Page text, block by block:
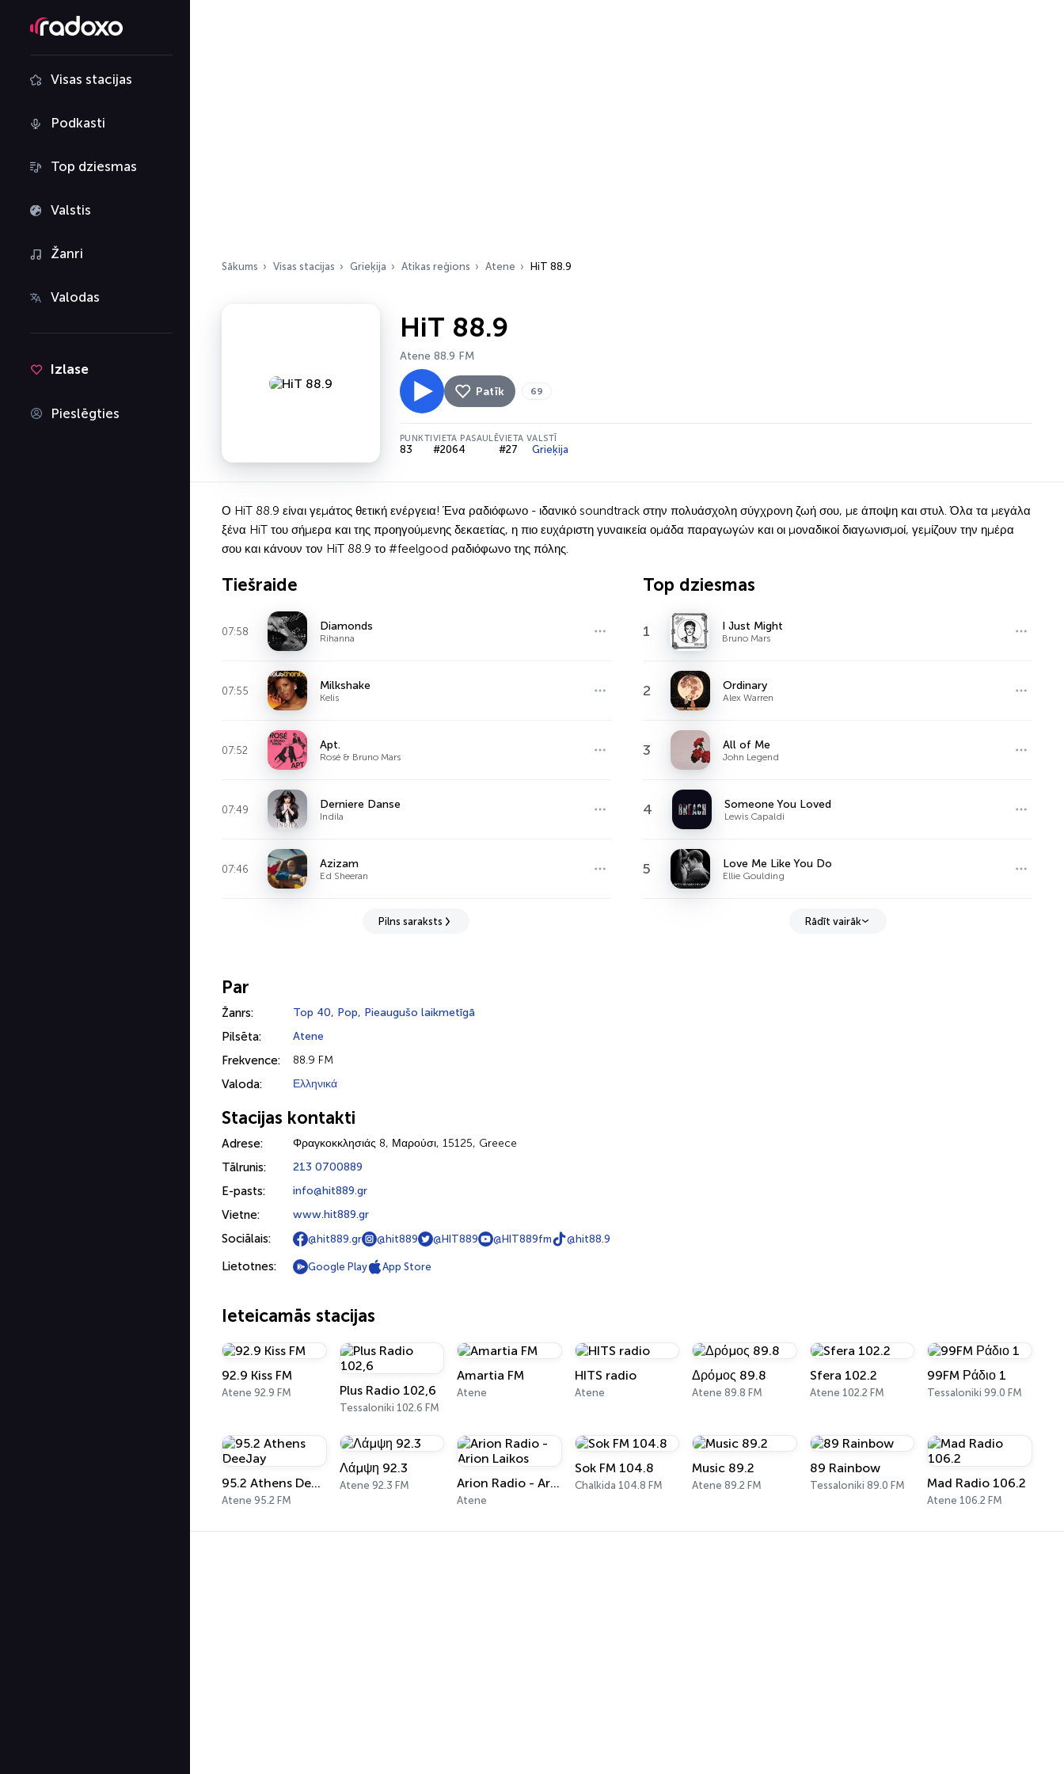
Visas stacijas
Podkasti
Top dziesmas
Valstis
Žanri
Valodas
Izlase
Pieslēgties
Sākums Visas stacijas Grieķija Atikas reģions Atene HiT 88.9
HiT 88.9
Atene 88.9 FM
Patīk 69
PUNKTI
83
VIETA PASAULĒ
#2064
VIETA VALSTĪ
#27 Grieķija
Ο HiT 88.9 είναι γεμάτος θετική ενέργεια! Ένα ραδιόφωνο - ιδανικό soundtrack στην πολυάσχολη σύγχρονη ζωή σου, με άποψη και στυλ. Όλα τα μεγάλα
ξένα HiT του σήμερα και της προηγούμενης δεκαετίας, η πιο ευχάριστη γυναικεία ομάδα παραγωγών και οι μοναδικοί διαγωνισμοί, γεμίζουν την ημέρα
σου και κάνουν τον HiT 88.9 το #feelgood ραδιόφωνο της πόλης.
Tiešraide
07:58 Diamonds
Rihanna
07:55 Milkshake
Kelis
07:52 Apt.
Rosé & Bruno Mars
07:49 Derniere Danse
Indila
07:46 Azizam
Ed Sheeran
Pilns saraksts
Top dziesmas
1 I Just Might
Bruno Mars
2 Ordinary
Alex Warren
3 All of Me
John Legend
4 Someone You Loved
Lewis Capaldi
5 Love Me Like You Do
Ellie Goulding
Rādīt vairāk
Par
Žanrs: Top 40, Pop, Pieaugušo laikmetīgā
Pilsēta: Atene
Frekvence: 88.9 FM
Valoda: Ελληνικά
Stacijas kontakti
Adrese: Φραγκοκκλησιάς 8, Μαρούσι, 15125, Greece
Tālrunis: 213 0700889
E-pasts: info@hit889.gr
Vietne: www.hit889.gr
Sociālais: @hit889.gr @hit889 @HIT889 @HIT889fm @hit88.9
Lietotnes: Google Play App Store
Ieteicamās stacijas
92.9 Kiss FM
Atene 92.9 FM Plus Radio 102,6
Tessaloniki 102.6 FM
Amartia FM
Atene
HITS radio
Atene
Δρόμος 89.8
Atene 89.8 FM
Sfera 102.2
Atene 102.2 FM
99FM Ράδιο 1
Tessaloniki 99.0 FM
95.2 Athens DeeJay
Atene 95.2 FM
Λάμψη 92.3
Atene 92.3 FM Arion Radio - Arion Laikos
Atene
Sok FM 104.8
Chalkida 104.8 FM
Music 89.2
Atene 89.2 FM
89 Rainbow
Tessaloniki 89.0 FM Mad Radio 106.2
Atene 106.2 FM